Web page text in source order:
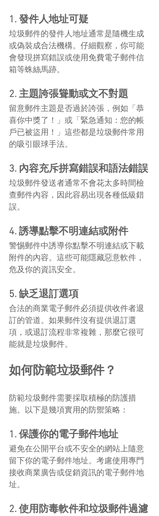
1. 發件人地址可疑
垃圾郵件的發件人地址通常是隨機生成
或偽裝成合法機構。仔細觀察，你可能
會發現拼寫錯誤或使用免費電子郵件信
箱等蛛絲馬跡。
2. 主題誇張聳動或文不對題
留意郵件主題是否過於誇張，例如「恭
喜你中獎了！」或「緊急通知：您的帳
戶已被盜用！」這些都是垃圾郵件常用
的吸引眼球手法。
3. 內容充斥拼寫錯誤和語法錯誤
垃圾郵件發送者通常不會花太多時間檢
查郵件內容，因此容易出現各種低級錯
誤。
4. 誘導點擊不明連結或附件
警惕郵件中誘導你點擊不明連結或下載
附件的內容。這些可能隱藏惡意軟件，
危及你的資訊安全。
5. 缺乏退訂選項
合法的商業電子郵件必須提供收件者退
訂的管道。如果郵件沒有提供退訂選
項，或退訂流程非常複雜，那麼它很可
能就是垃圾郵件。
如何防範垃圾郵件？
防範垃圾郵件需要採取積極的防護措
施。以下是幾項實用的防禦策略：
1. 保護你的電子郵件地址
避免在公開平台或不安全的網站上隨意
留下你的電子郵件地址。考慮使用專門
接收商業廣告或促銷資訊的電子郵件地
址。
2. 使用防毒軟件和垃圾郵件過濾